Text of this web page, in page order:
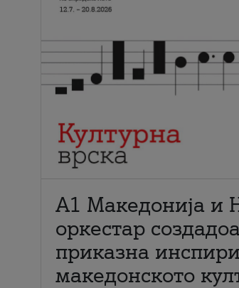
А1 Македонија и
оркестар
приказна
македонското